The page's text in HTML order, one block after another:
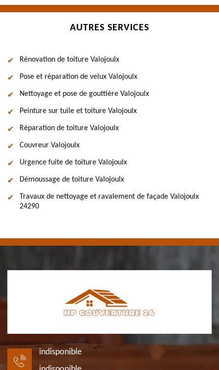
AUTRES SERVICES
Rénovation de toiture Valojoulx
Pose et réparation de velux Valojoulx
Nettoyage et pose de gouttière Valojoulx
Peinture sur tuile et toiture Valojoulx
Réparation de toiture Valojoulx
Couvreur Valojoulx
Urgence fuite de toiture Valojoulx
Démoussage de toiture Valojoulx
Travaux de nettoyage et ravalement de façade Valojoulx
24290
indisponible